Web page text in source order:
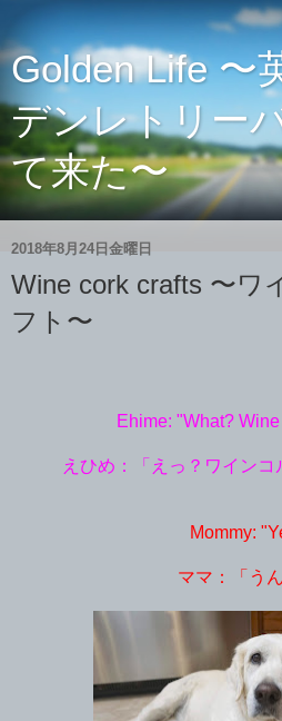
Golden Life 〜
デンレトリー
て来た〜
2018年8月24日金曜日
Wine cork crafts 〜ワ
フト〜
Ehime: "What?
えひめ：「えっ？ワインコ
Mommy:
ママ：「うん